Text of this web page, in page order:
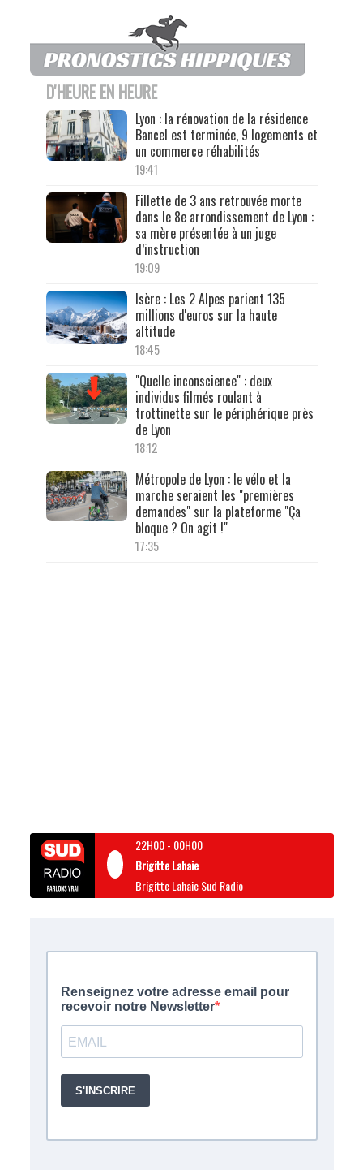
D'HEURE EN HEURE
Lyon : la rénovation de la résidence
Bancel est terminée, 9 logements et
un commerce réhabilités
19:41
Fillette de 3 ans retrouvée morte
dans le 8e arrondissement de Lyon :
sa mère présentée à un juge
d’instruction
19:09
Isère : Les 2 Alpes parient 135
millions d'euros sur la haute
altitude
18:45
"Quelle inconscience" : deux
individus filmés roulant à
trottinette sur le périphérique près
de Lyon
18:12
Métropole de Lyon : le vélo et la
marche seraient les "premières
demandes" sur la plateforme "Ça
bloque ? On agit !"
17:35
22H00- 00H00
Brigitte Lahaie
Brigitte Lahaie Sud Radio